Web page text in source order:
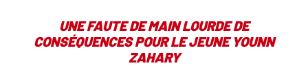
UNE FAUTE DE MAIN LOURDE DE
CONSÉQUENCES POUR LE JEUNE YOUNN
ZAHARY